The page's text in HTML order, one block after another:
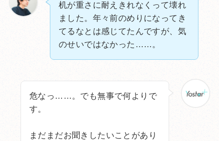
机が重さに耐えきれなくって壊れ
ました。年々前のめりになってき
てるなとは感じてたんですが、気
のせいではなかった……。
危なっ……。でも無事で何よりで
す。
まだまだお聞きしたいことがあり